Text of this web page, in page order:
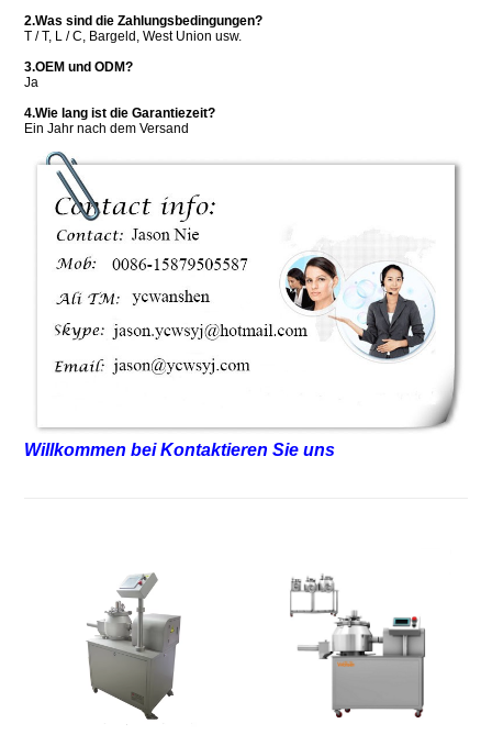
2.Was sind die Zahlungsbedingungen?
T / T, L / C, Bargeld, West Union usw.
3.OEM und ODM?
Ja
4.Wie lang ist die Garantiezeit?
Ein Jahr nach dem Versand
Willkommen bei Kontaktieren Sie uns